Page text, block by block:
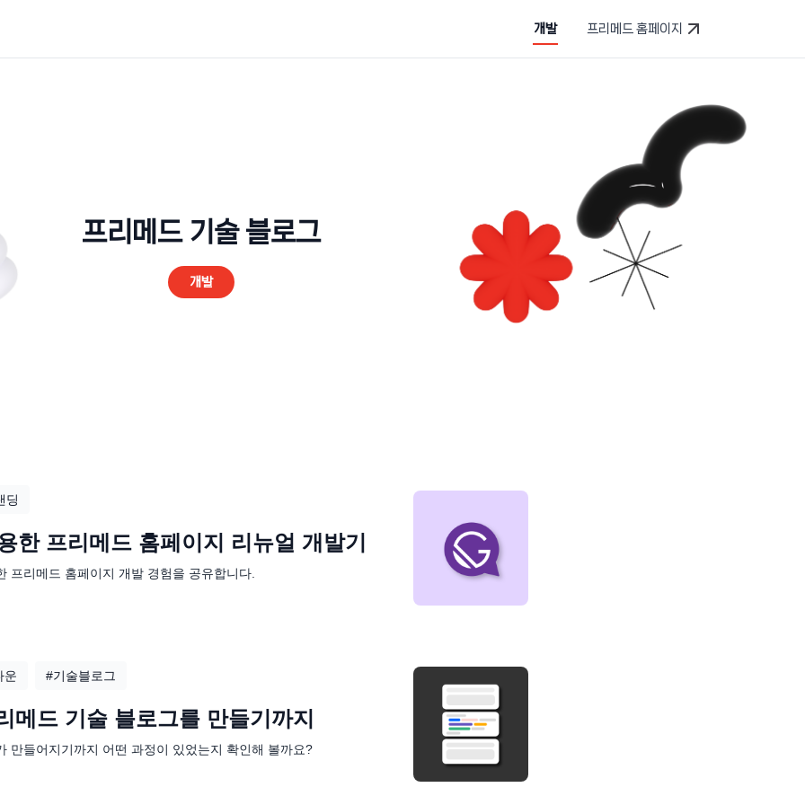
개발 프리메드 홈페이지
프리메드 기술 블로그
개발
딩
한 프리메드 홈페이지 리뉴얼 개발기
프리메드 홈페이지 개발 경험을 공유합니다.
운 #기술블로그
메드 기술 블로그를 만들기까지
만들어지기까지 어떤 과정이 있었는지 확인해 볼까요?